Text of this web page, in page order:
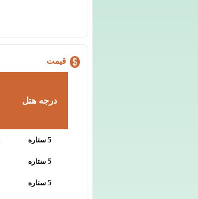
قیمت
درجه هتل
5 ستاره
5 ستاره
5 ستاره